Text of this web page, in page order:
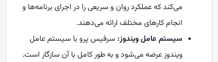
می‌کند که عملکرد روان و سریعی را در اجرای برنامه‌ها و
انجام کارهای مختلف ارائه می‌دهند.
سیستم عامل ویندوز: سرفیس پرو با سیستم عامل
ویندوز عرضه می‌شود و به طور کامل با آن سازگار است.